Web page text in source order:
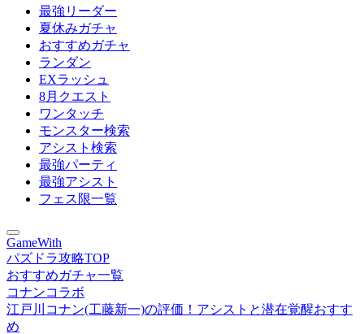
最強リーダー
夏休みガチャ
おすすめガチャ
ランダン
EXラッシュ
8月クエスト
ワンタッチ
モンスター検索
アシスト検索
最強パーティ
最強アシスト
フェス限一覧
GameWith
パズドラ攻略TOP
おすすめガチャ一覧
コナンコラボ
江戸川コナン(工藤新一)の評価！アシストと潜在覚醒おすす
め